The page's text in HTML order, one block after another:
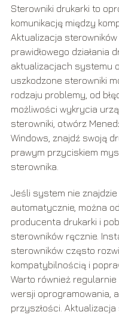
Sterowniki drukarki to
komunikację między
Aktualizacja
prawidłowego działania
aktualizacjach systemu
uszkodzone sterowniki
rodzaju problemy, od
możliwości wykrycia
sterowniki, otwórz
Windows, znajdź swoją
prawym przyciskiem
sterownika.
Jeśli system nie
automatycznie, można
producenta drukarki i
sterowników ręcznie.
sterowników często
kompatybilnością i
Warto również
wersji oprogramowania,
przyszłości.